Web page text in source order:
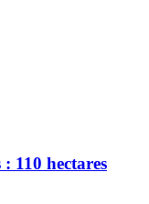
110 hectares